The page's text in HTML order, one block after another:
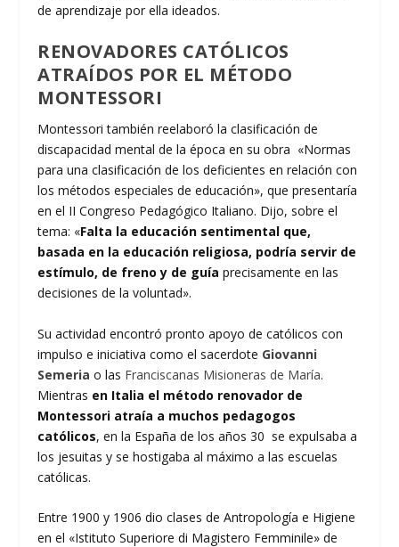
de aprendizaje por ella ideados.
RENOVADORES CATÓLICOS
ATRAÍDOS POR EL MÉTODO
MONTESSORI
Montessori también reelaboró la clasificación de
discapacidad mental de la época en su obra «Normas
para una clasificación de los deficientes en relación con
los métodos especiales de educación», que presentaría
en el II Congreso Pedagógico Italiano. Dijo, sobre el
tema: «Falta la educación sentimental que,
basada en la educación religiosa, podría servir de
estímulo, de freno y de guía precisamente en las
decisiones de la voluntad».
Su actividad encontró pronto apoyo de católicos con
impulso e iniciativa como el sacerdote Giovanni
Semeria o las Franciscanas Misioneras de María.
Mientras en Italia el método renovador de
Montessori atraía a muchos pedagogos
católicos, en la España de los años 30 se expulsaba a
los jesuitas y se hostigaba al máximo a las escuelas
católicas.
Entre 1900 y 1906 dio clases de Antropología e Higiene
en el «Istituto Superiore di Magistero Femminile» de